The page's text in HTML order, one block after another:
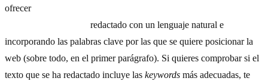
ofrecer
redactado con un lenguaje natural e
incorporando las palabras clave por las que se quiere posicionar la
web (sobre todo, en el primer parágrafo). Si quieres comprobar si el
texto que se ha redactado incluye las keywords más adecuadas, te